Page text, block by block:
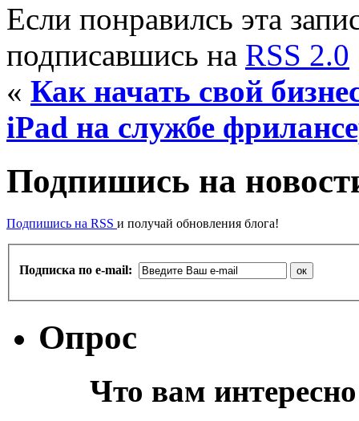
Если понравилсь эта
подписавшись на RSS 2.0
« Как начать свой
iPad на службе
Подпишись на
Подпишись на RSS и получай обновления блога!
Подписка по e-mail:
Опрос
Что вам